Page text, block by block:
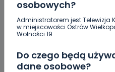
osobowych?
Administratorem jest Telewizja
w miejscowości Ostrów
Wolności 19.
Do czego będą
dane osobowe?
REGION WIADOMOŚCI
Ostrzeszowska historia
Autorami młodzi